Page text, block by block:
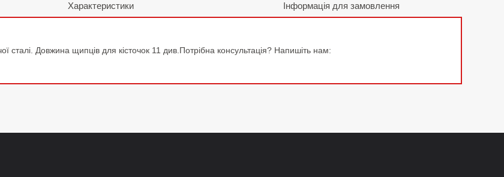
Характеристики Інформація для замовлення
сталі. Довжина щипців для кісточок 11 див.Потрібна консультація? Напишіть нам: